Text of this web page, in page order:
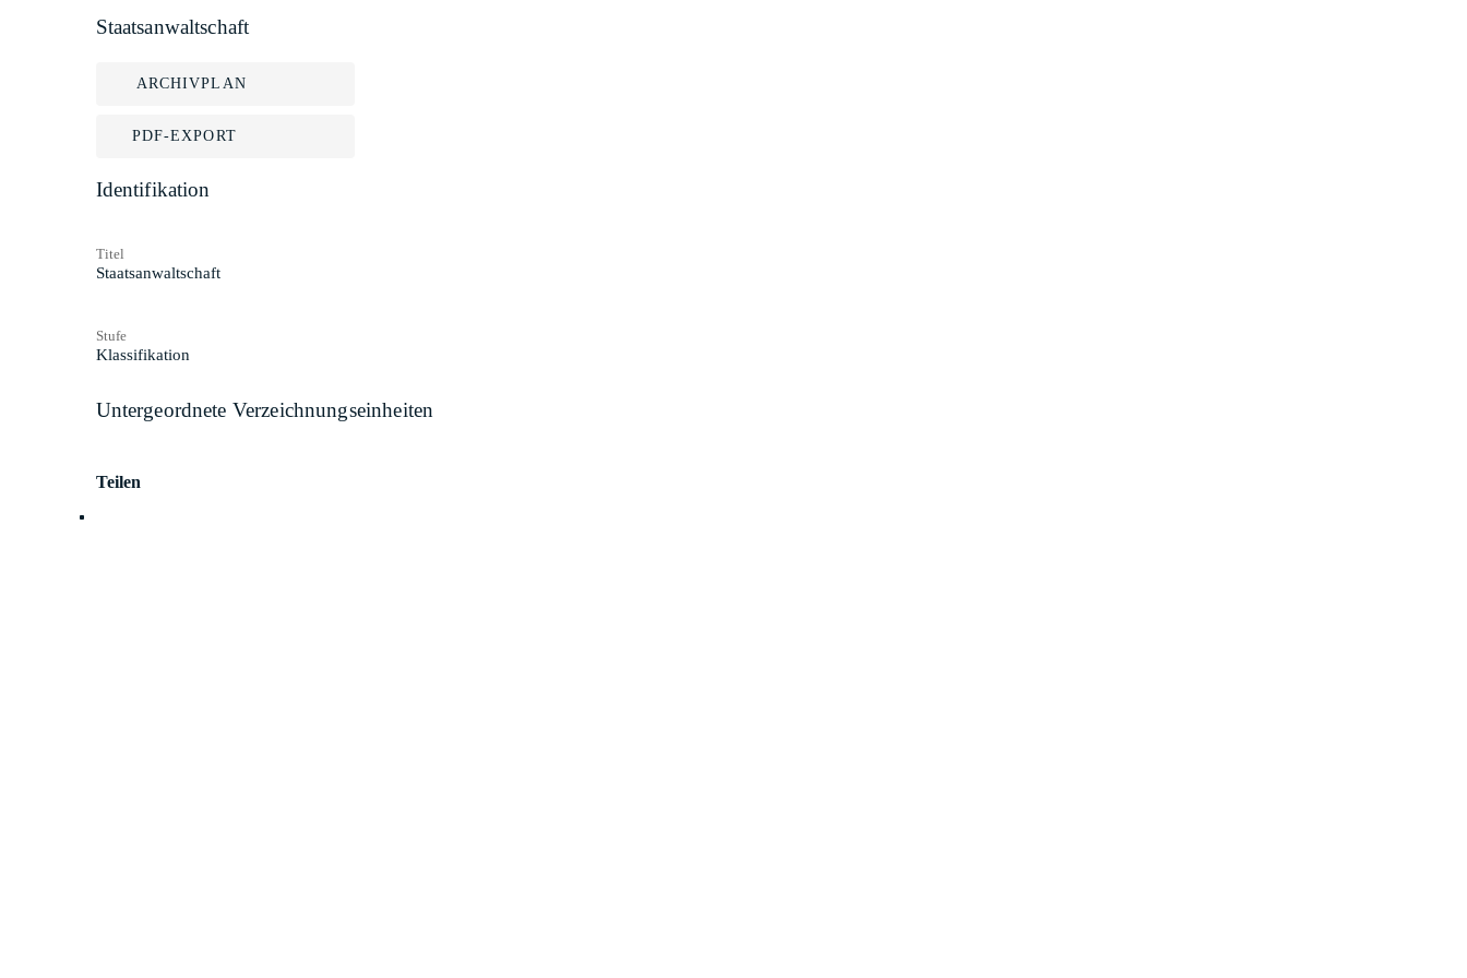
Staatsanwaltschaft
ARCHIVPLAN
PDF-EXPORT
Identifikation
Titel
Staatsanwaltschaft
Stufe
Klassifikation
Untergeordnete Verzeichnungseinheiten
Teilen